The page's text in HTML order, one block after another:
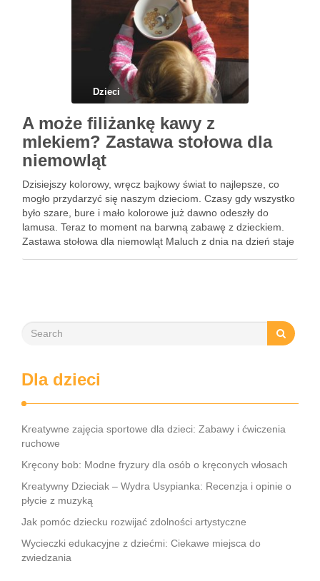
Dzieci
A może filiżankę kawy z
mlekiem? Zastawa stołowa dla
niemowląt
Dzisiejszy kolorowy, wręcz bajkowy świat to najlepsze, co
mogło przydarzyć się naszym dzieciom. Czasy gdy wszystko
było szare, bure i mało kolorowe już dawno odeszły do
lamusa. Teraz to moment na barwną zabawę z dzieckiem.
Zastawa stołowa dla niemowląt Maluch z dnia na dzień staje
Dla dzieci
Kreatywne zajęcia sportowe dla dzieci: Zabawy i ćwiczenia
ruchowe
Kręcony bob: Modne fryzury dla osób o kręconych włosach
Kreatywny Dzieciak – Wydra Usypianka: Recenzja i opinie o
płycie z muzyką
Jak pomóc dziecku rozwijać zdolności artystyczne
Wycieczki edukacyjne z dziećmi: Ciekawe miejsca do
zwiedzania